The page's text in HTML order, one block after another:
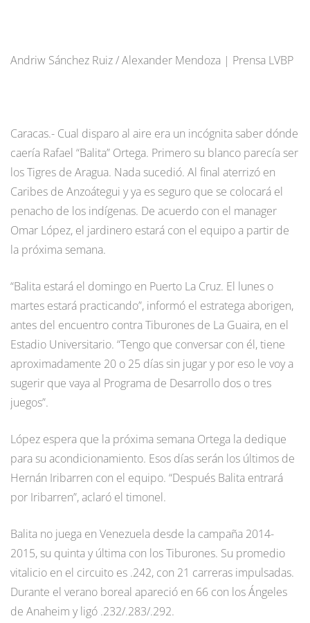
Andriw Sánchez Ruiz / Alexander Mendoza | Prensa LVBP
Caracas.- Cual disparo al aire era un incógnita saber dónde
caería Rafael “Balita” Ortega. Primero su blanco parecía ser
los Tigres de Aragua. Nada sucedió. Al final aterrizó en
Caribes de Anzoátegui y ya es seguro que se colocará el
penacho de los indígenas. De acuerdo con el manager
Omar López, el jardinero estará con el equipo a partir de
la próxima semana.
“Balita estará el domingo en Puerto La Cruz. El lunes o
martes estará practicando”, informó el estratega aborigen,
antes del encuentro contra Tiburones de La Guaira, en el
Estadio Universitario. “Tengo que conversar con él, tiene
aproximadamente 20 o 25 días sin jugar y por eso le voy a
sugerir que vaya al Programa de Desarrollo dos o tres
juegos”.
López espera que la próxima semana Ortega la dedique
para su acondicionamiento. Esos días serán los últimos de
Hernán Iribarren con el equipo. “Después Balita entrará
por Iribarren”, aclaró el timonel.
Balita no juega en Venezuela desde la campaña 2014-
2015, su quinta y última con los Tiburones. Su promedio
vitalicio en el circuito es .242, con 21 carreras impulsadas.
Durante el verano boreal apareció en 66 con los Ángeles
de Anaheim y ligó .232/.283/.292.